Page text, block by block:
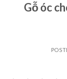
Gỗ óc